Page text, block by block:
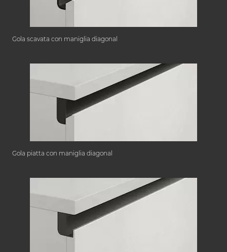
Gola scavata con maniglia diagonal
Gola piatta con maniglia diagonal